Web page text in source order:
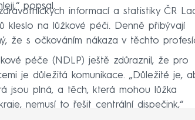
popsal.
informací a statistiky ČR
kleslo na lůžkové péči. Denně přibývají
že s očkováním nákaza v těchto
péče (NDLP) ještě zdůraznil, že pro
je důležitá komunikace. „Důležité je,
jsou plná, a těch, která mohou lůžka
nemusí to řešit centrální dispečink,“